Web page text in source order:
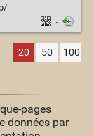
·
20 50 100
pages
données par